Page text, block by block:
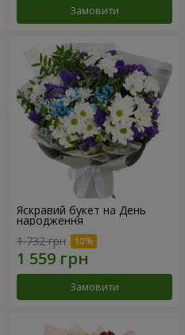
Замовити
Яскравий букет на День
народження
1 732 грн
Замовити